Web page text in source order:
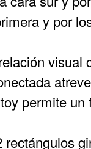
y por
visual
permite